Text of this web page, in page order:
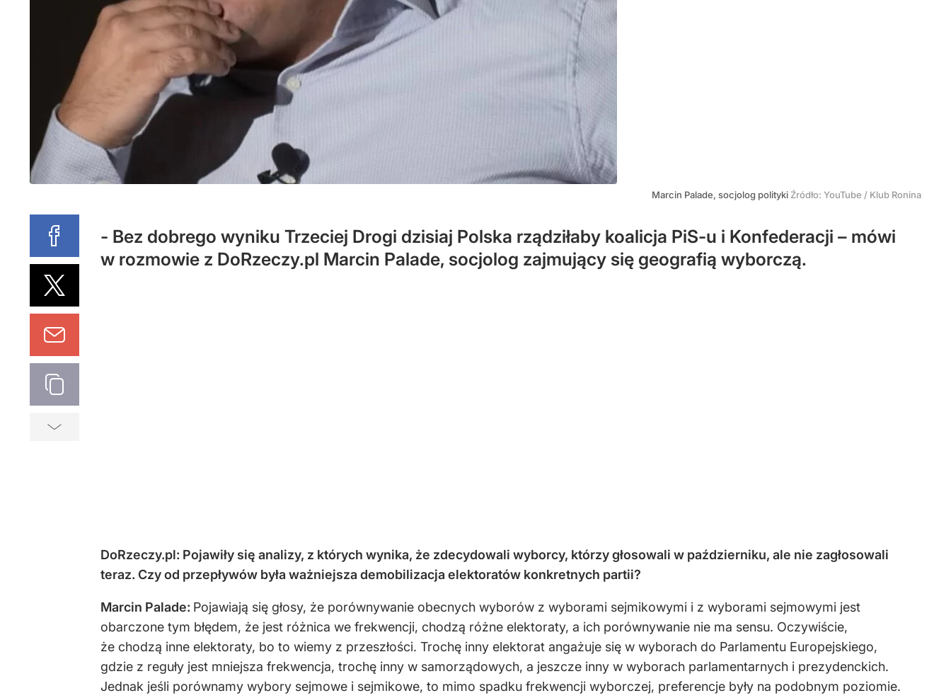
Marcin Palade, socjolog polityki Źródło: YouTube / Klub Ronina
- Bez dobrego wyniku Trzeciej Drogi dzisiaj Polska rządziłaby koalicja PiS-u i Konfederacji – mówi
w rozmowie z DoRzeczy.pl Marcin Palade, socjolog zajmujący się geografią wyborczą.
DoRzeczy.pl: Pojawiły się analizy, z których wynika, że zdecydowali wyborcy, którzy głosowali w październiku, ale nie zagłosowali
teraz. Czy od przepływów była ważniejsza demobilizacja elektoratów konkretnych partii?
Marcin Palade: Pojawiają się głosy, że porównywanie obecnych wyborów z wyborami sejmikowymi i z wyborami sejmowymi jest
obarczone tym błędem, że jest różnica we frekwencji, chodzą różne elektoraty, a ich porównywanie nie ma sensu. Oczywiście,
że chodzą inne elektoraty, bo to wiemy z przeszłości. Trochę inny elektorat angażuje się w wyborach do Parlamentu Europejskiego,
gdzie z reguły jest mniejsza frekwencja, trochę inny w samorządowych, a jeszcze inny w wyborach parlamentarnych i prezydenckich.
Jednak jeśli porównamy wybory sejmowe i sejmikowe, to mimo spadku frekwencji wyborczej, preferencje były na podobnym poziomie.